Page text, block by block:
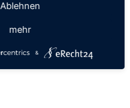
Ablehnen
mehr
&